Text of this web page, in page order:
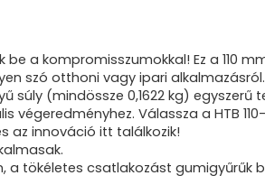
be a kompromisszumokkal! Ez a 110
szó otthoni vagy ipari
(mindössze 0,1622 kg) egyszerű
Válassza a HTB
az innováció itt találkozik!
a tökéletes csatlakozást gumigyűrűk